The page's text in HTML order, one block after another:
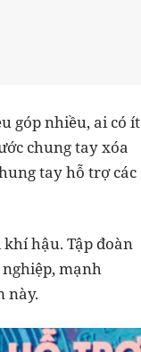
góp nhiều, ai có ít
chung tay xóa
tay hỗ trợ các
hậu. Tập đoàn
mạnh
này.